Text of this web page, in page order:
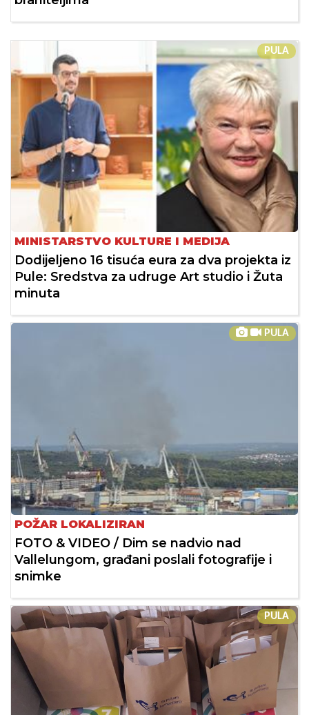
PULA
MINISTARSTVO KULTURE I MEDIJA
Dodijeljeno 16 tisuća eura za dva projekta iz
Pule: Sredstva za udruge Art studio i Žuta
minuta
PULA
POŽAR LOKALIZIRAN
FOTO & VIDEO / Dim se nadvio nad
Vallelungom, građani poslali fotografije i
snimke
PULA